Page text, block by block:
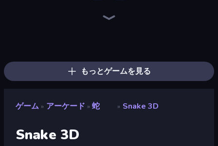
もっとゲームを見る
ゲーム » アーケード » 蛇 » Snake 3D
Snake 3D